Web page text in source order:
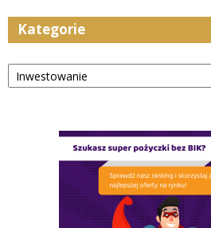
Kategorie
Kategorie